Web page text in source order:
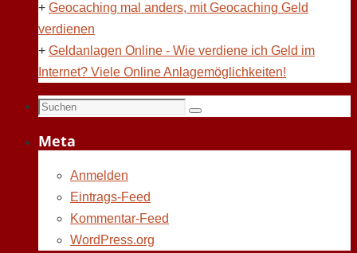
+ Geocaching mal anders, mit Geocaching Geld
verdienen
+ Geldanlagen Online - Wie verdiene ich Geld im
Internet? Viele Online Anlagemöglichkeiten!
Suchen
Suchen
Meta
Anmelden
Eintrags-Feed
Kommentar-Feed
WordPress.org